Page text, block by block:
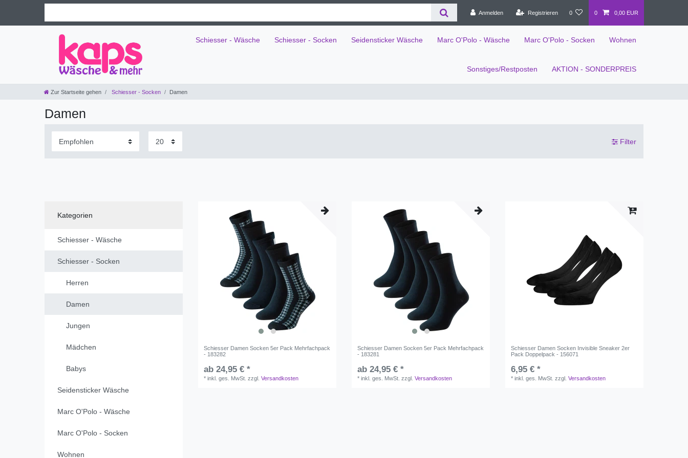
Anmelden Registrieren 0 0 0,00 EUR
Schiesser - Wäsche Schiesser - Socken Seidensticker Wäsche Marc O'Polo - Wäsche Marc O'Polo - Socken Wohnen
Sonstiges/Restposten AKTION - SONDERPREIS
Zur Startseite gehen Schiesser - Socken Damen
Damen
Filter
Kategorien
Schiesser - Wäsche
Schiesser - Socken
Herren
Damen
Jungen
Mädchen
Babys
Seidensticker Wäsche
Marc O'Polo - Wäsche
Marc O'Polo - Socken
Wohnen
Schiesser Damen Socken 5er Pack Mehrfachpack
- 183282
ab 24,95 € *
*inkl. ges. MwSt. zzgl.Versandkosten
Schiesser Damen Socken 5er Pack Mehrfachpack
- 183281
ab 24,95 € *
*inkl. ges. MwSt. zzgl.Versandkosten
Schiesser Damen Socken Invisible Sneaker 2er
Pack Doppelpack - 156071
6,95 € *
*inkl. ges. MwSt. zzgl.Versandkosten